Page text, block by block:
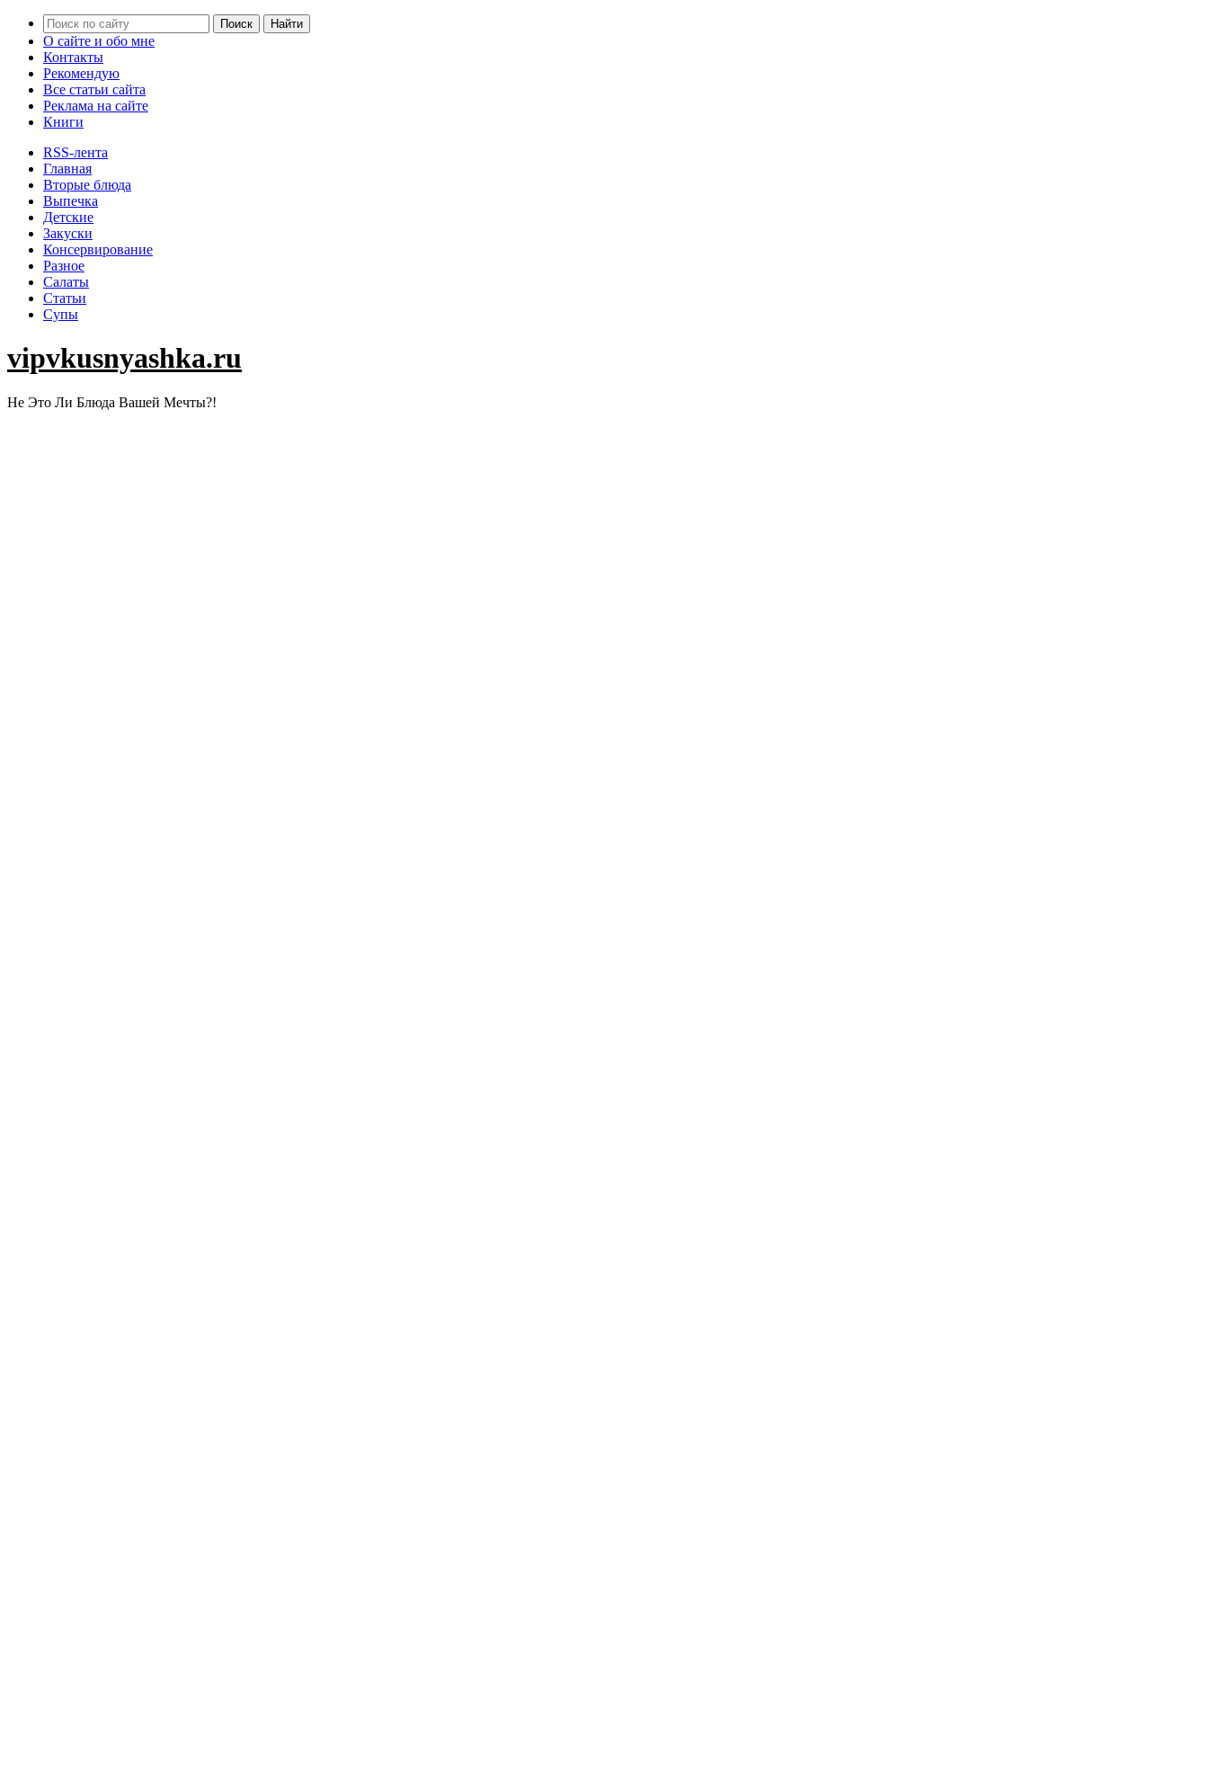
О сайте и обо мне
Контакты
Рекомендую
Все статьи сайта
Реклама на сайте
Книги
RSS-лента
Главная
Вторые блюда
Выпечка
Детские
Закуски
Консервирование
Разное
Салаты
Статьи
Супы
vipvkusnyashka.ru
Не Это Ли Блюда Вашей Мечты?!